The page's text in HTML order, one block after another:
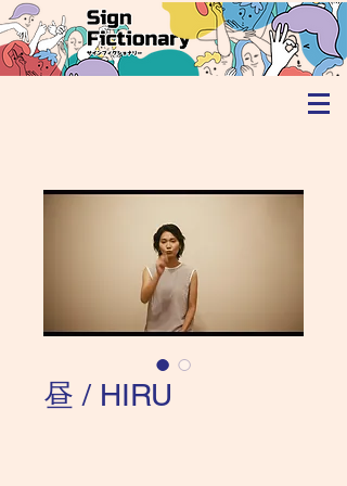
昼 / HIRU